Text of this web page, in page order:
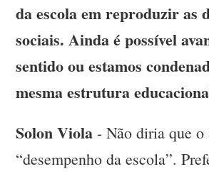
da escola em reproduzir as
sociais. Ainda é possível
sentido ou estamos
mesma estrutura
Solon Viola - Não diria que o
“desempenho da escola”.